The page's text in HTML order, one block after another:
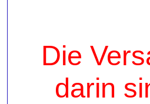
Die
darin